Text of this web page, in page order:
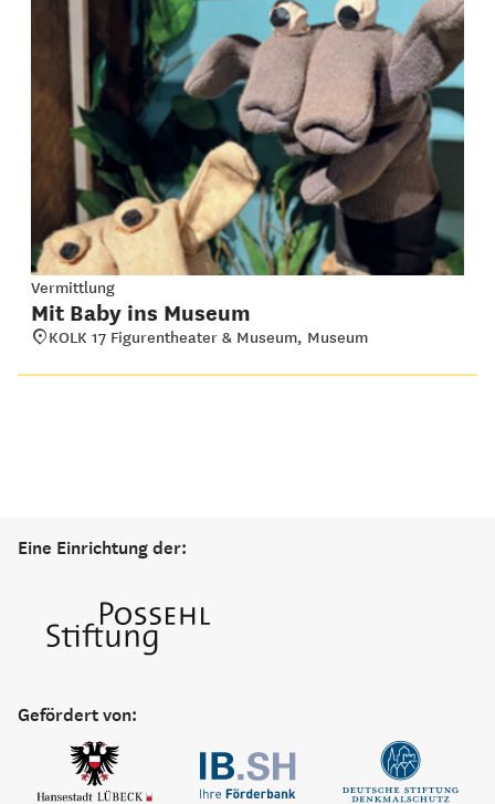
Vermittlung
Mit Baby ins Museum
KOLK 17 Figurentheater & Museum, Museum
Eine Einrichtung der:
Gefördert von: